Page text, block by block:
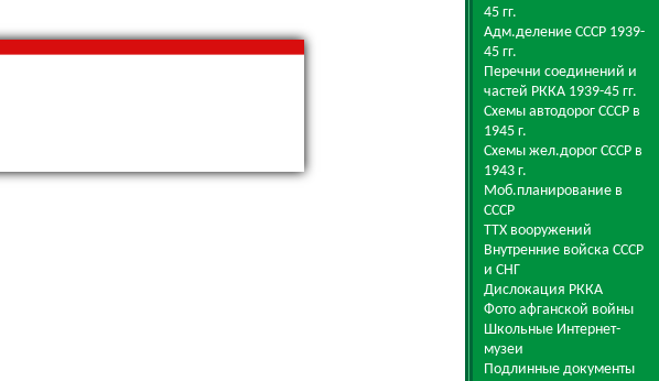
45 гг.
Адм.деление СССР 1939-
45 гг.
Перечни соединений и
частей РККА 1939-45 гг.
Схемы автодорог СССР в
1945 г.
Схемы жел.дорог СССР в
1943 г.
Моб.планирование в
СССР
ТТХ вооружений
Внутренние войска СССР
и СНГ
Дислокация РККА
Фото афганской войны
Школьные Интернет-
музеи
Подлинные документы